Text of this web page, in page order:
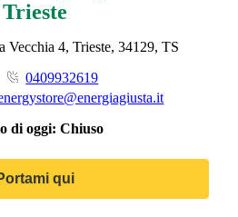
Trieste
Vecchia 4, Trieste, 34129, TS
0409932619
di oggi: Chiuso
qui